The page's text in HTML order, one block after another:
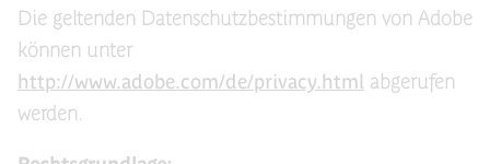
Die geltenden Datenschutzbestimmungen von Adobe
können unter
http://www.adobe.com/de/privacy.html abgerufen
werden.